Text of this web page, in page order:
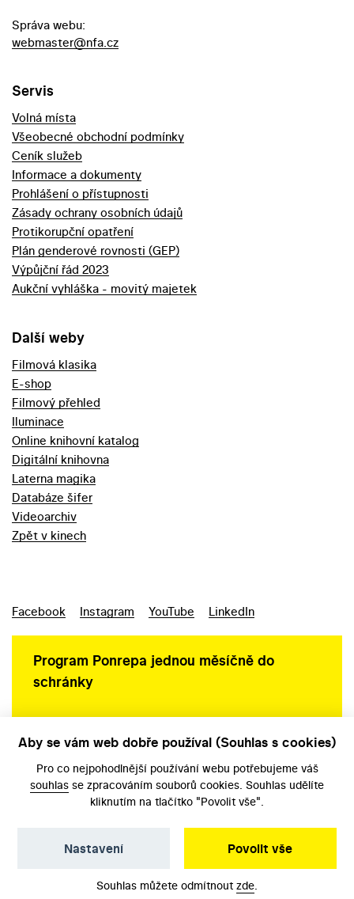
Správa webu:
webmaster@nfa.cz
Servis
Volná místa
Všeobecné obchodní podmínky
Ceník služeb
Informace a dokumenty
Prohlášení o přístupnosti
Zásady ochrany osobních údajů
Protikorupční opatření
Plán genderové rovnosti (GEP)
Výpůjční řád 2023
Aukční vyhláška - movitý majetek
Další weby
Filmová klasika
E-shop
Filmový přehled
Iluminace
Online knihovní katalog
Digitální knihovna
Laterna magika
Databáze šifer
Videoarchiv
Zpět v kinech
Facebook Instagram YouTube LinkedIn
Program Ponrepa jednou měsíčně do
schránky
Aby se vám web dobře používal (Souhlas s cookies)
Pro co nejpohodlnější používání webu potřebujeme váš
souhlas se zpracováním souborů cookies. Souhlas udělíte
kliknutím na tlačítko "Povolit vše".
Povolit vše
Nastavení
Souhlas můžete odmítnout zde